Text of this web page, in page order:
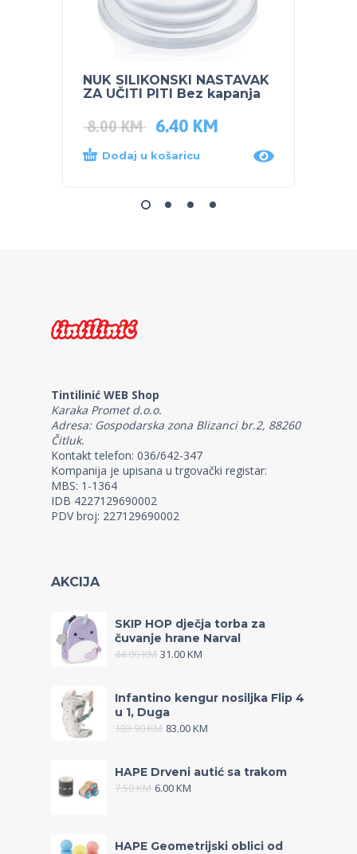
NUK SILIKONSKI NASTAVAK
ZA UČITI PITI Bez kapanja
8.00KM 6.40 KM
Dodaj u košaricu
Tintilinić WEB Shop
Karaka Promet d.o.o.
Adresa: Gospodarska zona Blizanci br.2, 88260
Čitluk.
Kontakt telefon: 036/642-347
Kompanija je upisana u trgovački registar:
MBS: 1-1364
IDB 4227129690002
PDV broj: 227129690002
AKCIJA
SKIP HOP dječja torba za
čuvanje hrane Narval
44.00KM 31.00KM
Infantino kengur nosiljka Flip 4
u 1, Duga
103.90KM 83.00KM
HAPE Drveni autić sa trakom
7.50KM 6.00KM
HAPE Geometrijski oblici od